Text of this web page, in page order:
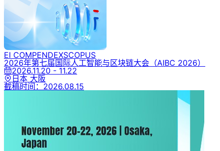
EI COMPENDEXSCOPUS
2026年第七届国际人工智能与区块链大会 （AIBC 2026）
2026.11.20 - 11.22
日本 大阪
截稿时间： 2026.08.15